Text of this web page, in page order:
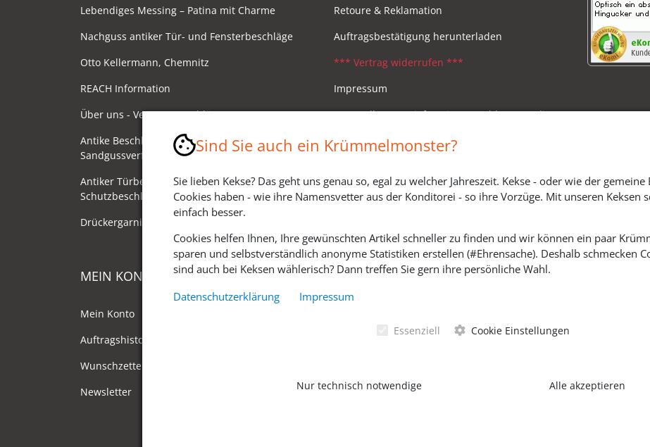
Lebendiges Messing – Patina mit Charme
Nachguss antiker Tür- und Fensterbeschläge
Otto Kellermann, Chemnitz
REACH Information
Über uns - Ventano Beschläge
Antike Beschläge - Herstellung im
Sandgussverfahren
Antiker Türbeschlag als
Schutzbeschlag/Sicherheitsbeschlag
Drückergarnituren mit Drehknauf
Retoure & Reklamation
Auftragsbestätigung herunterladen
*** Vertrag widerrufen ***
Impressum
Versandkosten, Lieferzeiten & Zahlungsmodi
Widerrufsbelehrung
MEIN KONTO
Mein Konto
Auftragshistorie
Wunschzettel
Newsletter
SOZIALE MEDIEN
Sind Sie auch ein Krümmelmonster?
Sie lieben Kekse? Das geht uns genau so, egal zu welcher Jahreszeit. Kekse - oder wie der
Cookies haben - wie ihre Namensvetter aus der Konditorei - so ihre Vorzüge. Mit unseren Keksen
einfach besser.
Cookies helfen Ihnen, Ihre gewünschten Artikel schneller zu finden und wir können ein paar
sparen und selbstverständlich anonyme Statistiken erstellen (#Ehrensache). Deshalb schmecken
sind auch bei Keksen wählerisch? Dann treffen Sie gern ihre persönliche Wahl.
Datenschutzerklärung
Impressum
Essenziell Cookie Einstellungen
Nur technisch notwendige Alle akzeptieren